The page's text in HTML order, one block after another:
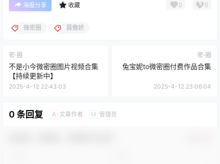
海报分享 收藏 0 0
微密圈 聂傲娇
密⋅圈
不是小今微密圈图片视频合集
【持续更新中】
2025-4-12 22:43:03
密⋅圈
兔宝妮to微密圈付费作品合集
2025-4-12 23:06:04
0 条回复 A 文章作者 M 管理员